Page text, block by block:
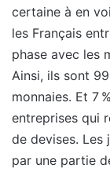
certaine à en
les Français
phase avec les
Ainsi, ils sont
monnaies. Et 7
entreprises qui
de devises. Les
par une partie